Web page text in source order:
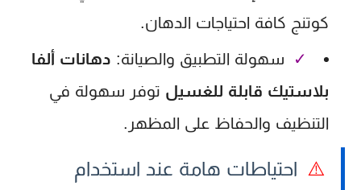
كوتنج كافة احتياجات الدهان.
✓ سهولة التطبيق والصيانة: دهانات ألفا
بلاستيك قابلة للغسيل توفر سهولة في
التنظيف والحفاظ على المظهر.
⚠️ احتياطات هامة عند استخدام